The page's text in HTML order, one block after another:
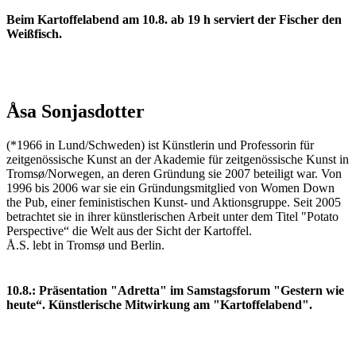
Beim Kartoffelabend am 10.8. ab 19 h serviert der Fischer den
Weißfisch.
Åsa Sonjasdotter
(*1966 in Lund/Schweden) ist Künstlerin und Professorin für
zeitgenössische Kunst an der Akademie für zeitgenössische Kunst in
Tromsø/Norwegen, an deren Gründung sie 2007 beteiligt war. Von
1996 bis 2006 war sie ein Gründungsmitglied von Women Down
the Pub, einer feministischen Kunst- und Aktionsgruppe. Seit 2005
betrachtet sie in ihrer künstlerischen Arbeit unter dem Titel "Potato
Perspective“ die Welt aus der Sicht der Kartoffel.
Å.S. lebt in Tromsø und Berlin.
10.8.: Präsentation "Adretta" im Samstagsforum "Gestern wie
heute“. Künstlerische Mitwirkung am "Kartoffelabend".